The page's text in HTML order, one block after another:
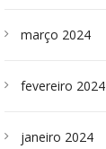
março 2024
fevereiro 2024
janeiro 2024